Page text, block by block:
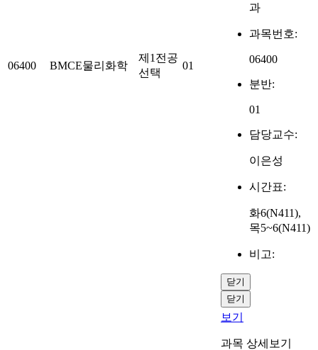
06400 BMCE물리화학
제1전공
선택
01
과
과목번호:
06400
분반:
01
담당교수:
이은성
시간표:
화6(N411),
목5~6(N411)
비고:
닫기
닫기
보기
과목 상세보기